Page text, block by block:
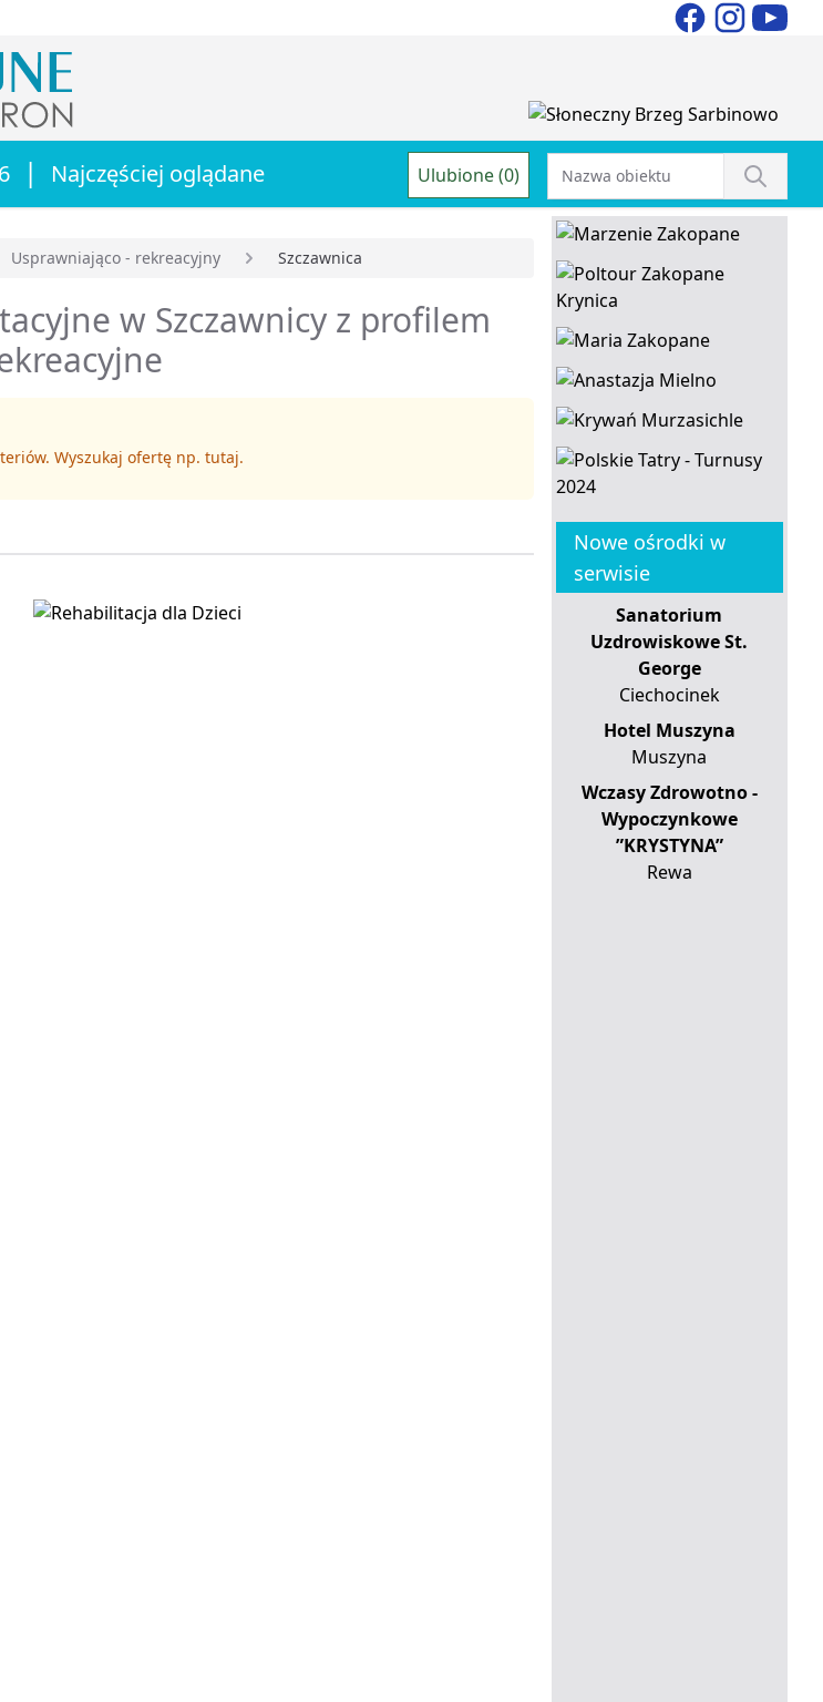
| Najczęściej oglądane Ulubione (0)
Usprawniająco - rekreacyjny Szczawnica
w Szczawnicy z profilem
Wyszukaj ofertę np. tutaj.
Nowe ośrodki w
serwisie
Sanatorium
Uzdrowiskowe St.
George
Ciechocinek
Hotel Muszyna
Muszyna
Wczasy Zdrowotno -
Wypoczynkowe
”KRYSTYNA”
Rewa